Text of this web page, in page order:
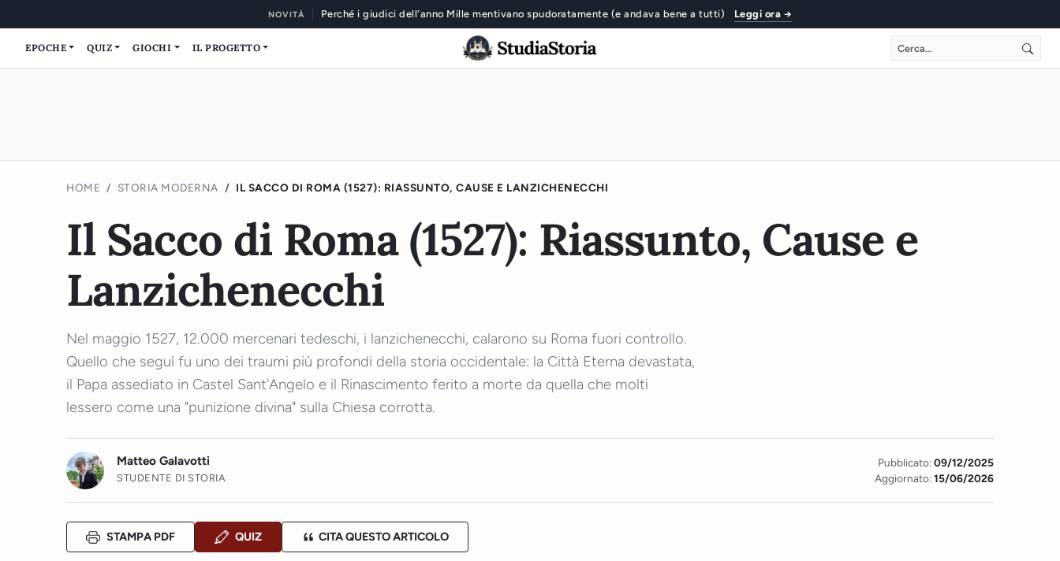
NOVITÀ Perché i giudici dell'anno Mille mentivano spudoratamente (e andava bene a tutti) Leggi ora →
EPOCHE QUIZ GIOCHI IL PROGETTO
HOME STORIA MODERNA IL SACCO DI ROMA (1527): RIASSUNTO, CAUSE E LANZICHENECCHI
Il Sacco di Roma (1527): Riassunto, Cause e
Lanzichenecchi
Nel maggio 1527, 12.000 mercenari tedeschi, i lanzichenecchi, calarono su Roma fuori controllo.
Quello che seguì fu uno dei traumi più profondi della storia occidentale: la Città Eterna devastata,
il Papa assediato in Castel Sant'Angelo e il Rinascimento ferito a morte da quella che molti
lessero come una "punizione divina" sulla Chiesa corrotta.
Matteo Galavotti
STUDENTE DI STORIA
Pubblicato:09/12/2025
Aggiornato:15/06/2026
STAMPA PDF QUIZ CITA QUESTO ARTICOLO